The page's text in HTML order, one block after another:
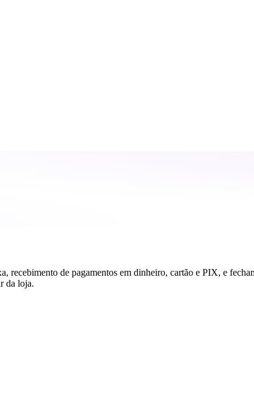
recebimento de pagamentos em dinheiro, cartão e PIX, e
da loja.